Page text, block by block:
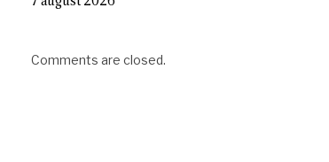
Comments are closed.